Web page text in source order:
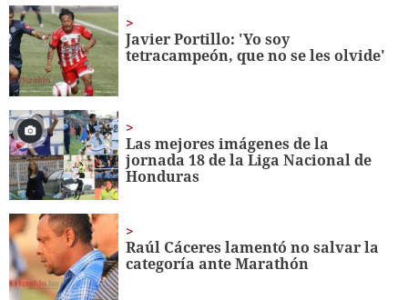
15
seconds
Javier Portillo: 'Yo soy
tetracampeón, que no se les olvide'
Las mejores imágenes de la
jornada 18 de la Liga Nacional de
Honduras
Raúl Cáceres lamentó no salvar la
categoría ante Marathón